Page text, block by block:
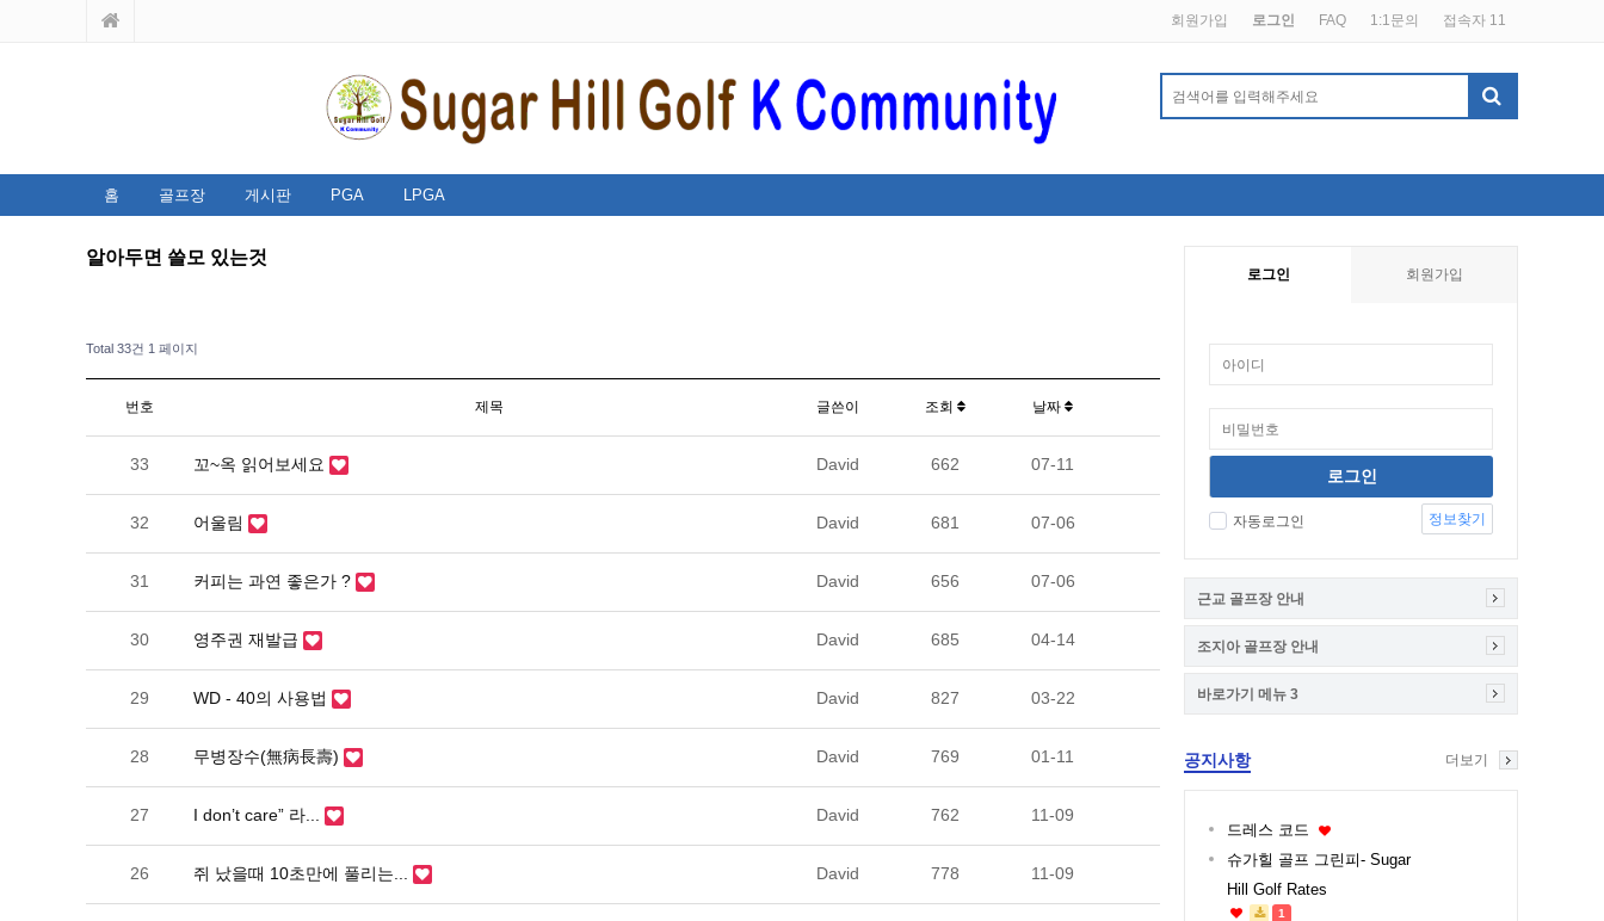
회원가입 로그인 FAQ 1:1문의 접속자 11
홈 골프장 게시판 PGA LPGA
로그인 회원가입
자동로그인 정보찾기
근교 골프장 안내
조지아 골프장 안내
바로가기 메뉴 3
공지사항
드레스 코드
슈가힐 골프 그린피- Sugar
Hill Golf Rates
1
더보기
알아두면 쓸모 있는것
Total 33건 1 페이지
번호 제목 글쓴이 조회 날짜
33 꼬~옥 읽어보세요 David 662 07-11
32 어울림 David 681 07-06
31 커피는 과연 좋은가 ? David 656 07-06
30 영주권 재발급 David 685 04-14
29 WD - 40의 사용법 David 827 03-22
28 무병장수(無病長壽) David 769 01-11
27 I don’t care” 라... David 762 11-09
26 쥐 났을때 10초만에 풀리는... David 778 11-09